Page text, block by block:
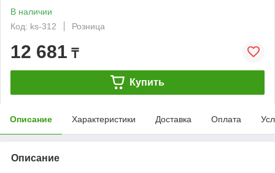
В наличии
Код: ks-312
Розница
12 681 ₸
Купить
Описание Характеристики Доставка Оплата
Описание